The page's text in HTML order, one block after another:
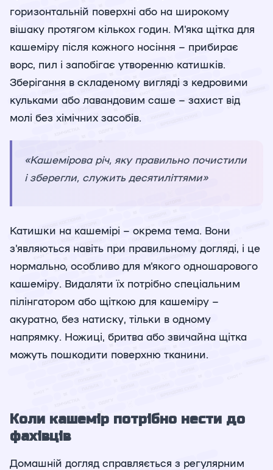
горизонтальній поверхні або на широкому
вішаку протягом кількох годин. М'яка щітка для
кашеміру після кожного носіння – прибирає
ворс, пил і запобігає утворенню катишків.
Зберігання в складеному вигляді з кедровими
кульками або лавандовим саше – захист від
молі без хімічних засобів.
«Кашемірова річ, яку правильно почистили
і зберегли, служить десятиліттями»
Катишки на кашемірі – окрема тема. Вони
з'являються навіть при правильному догляді, і це
нормально, особливо для м'якого одношарового
кашеміру. Видаляти їх потрібно спеціальним
пілінгатором або щіткою для кашеміру –
акуратно, без натиску, тільки в одному
напрямку. Ножиці, бритва або звичайна щітка
можуть пошкодити поверхню тканини.
Коли кашемір потрібно нести до
фахівців
Домашній догляд справляється з регулярним